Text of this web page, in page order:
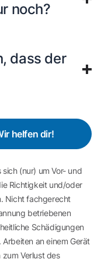
noch?
dass der
helfen dir!
(nur) um Vor- und
Richtigkeit und/oder
Nicht fachgerecht
betriebenen
Schädigungen
an einem Gerät
Verlust des